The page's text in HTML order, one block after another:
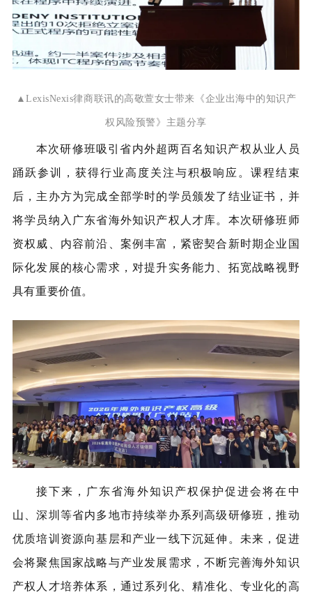
▲LexisNexis律商联讯的高敬萱女士带来 《企业出海中的知识产
权风险预警》 主题分享
本次研修班吸引省内外超两百名知识产权从业人员
踊跃参训，获得行业高度关注与积极响应。课程结束
后，主办方为完成全部学时的学员颁发了结业证书，并
将学员纳入广东省海外知识产权人才库。本次研修班师
资权威、内容前沿、案例丰富，紧密契合新时期企业国
际化发展的核心需求，对提升实务能力、拓宽战略视野
具有重要价值。
接下来，广东省海外知识产权保护促进会将在中
山、深圳等省内多地市持续举办系列高级研修班，推动
优质培训资源向基层和产业一线下沉延伸。未来，促进
会将聚焦国家战略与产业发展需求，不断完善海外知识
产权人才培养体系，通过系列化、精准化、专业化的高